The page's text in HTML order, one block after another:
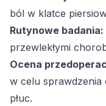
ból w klatce
Rutynowe badania:
przewlekłymi
Ocena
w celu sprawdzenia
płuc.